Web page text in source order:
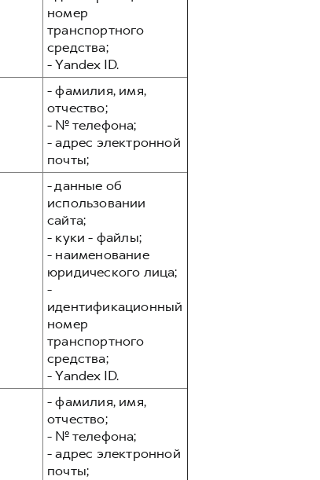
номер
транспортного
средства;
- Yandex ID.
- фамилия, имя,
отчество;
- № телефона;
- адрес электронной
почты;
- данные об
использовании
сайта;
- куки - файлы;
- наименование
юридического лица;
-
идентификационный
номер
транспортного
средства;
- Yandex ID.
- фамилия, имя,
отчество;
- № телефона;
- адрес электронной
почты;